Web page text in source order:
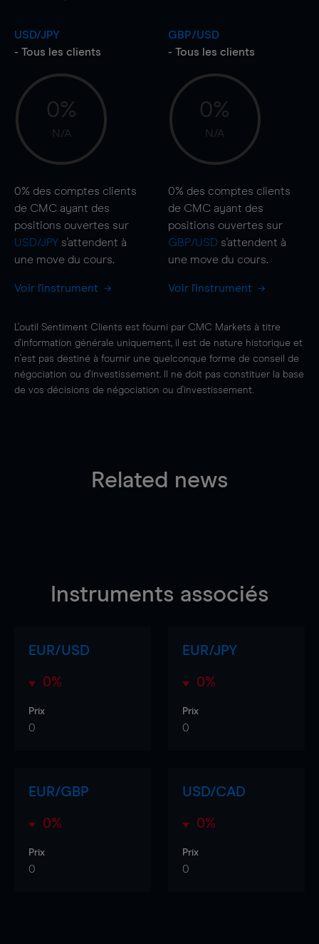
USD/JPY
- Tous les clients
0%
N/A
0% des comptes clients
de CMC ayant des
positions ouvertes sur
USD/JPY s'attendent à
une move du cours.
Voir l'instrument
GBP/USD
- Tous les clients
0%
N/A
0% des comptes clients
de CMC ayant des
positions ouvertes sur
GBP/USDs'attendent à
une move du cours.
Voir l'instrument
L'outil Sentiment Clients est fourni par CMC Markets à titre
d'information générale uniquement, il est de nature historique et
n'est pas destiné à fournir une quelconque forme de conseil de
négociation ou d'investissement. Il ne doit pas constituer la base
de vos décisions de négociation ou d'investissement.
Related news
Instruments associés
EUR/USD
0%
Prix
0
EUR/JPY
0%
Prix
0
EUR/GBP
0%
Prix
0
USD/CAD
0%
Prix
0